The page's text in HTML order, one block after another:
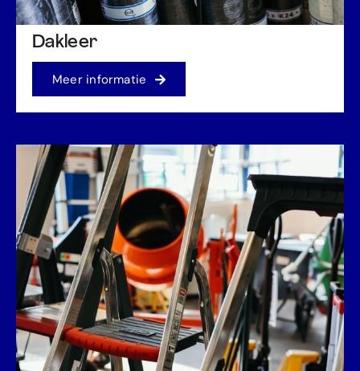
Dakleer
Meer informatie